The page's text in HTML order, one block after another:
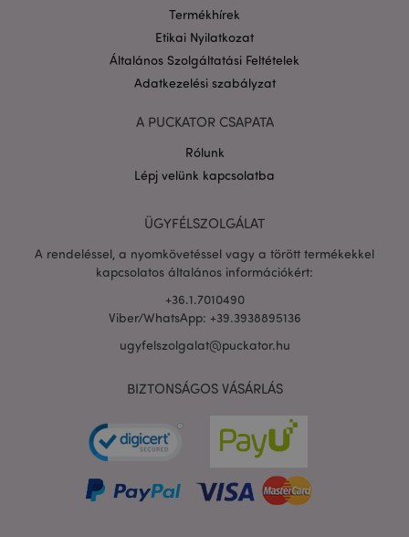
Termékhírek
Etikai Nyilatkozat
Általános Szolgáltatási Feltételek
Adatkezelési szabályzat
A PUCKATOR CSAPATA
Rólunk
Lépj velünk kapcsolatba
ÜGYFÉLSZOLGÁLAT
A rendeléssel, a nyomkövetéssel vagy a törött termékekkel
kapcsolatos általános információkért:
+36.1.7010490
Viber/WhatsApp: +39.3938895136
ugyfelszolgalat@puckator.hu
BIZTONSÁGOS VÁSÁRLÁS
CookieScriptConsent
adatvédelmi szabályzatát